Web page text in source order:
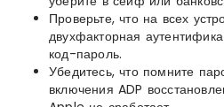
Проверьте, что на всех
двухфакторная
код-пароль.
Убедитесь, что помните
включения ADP